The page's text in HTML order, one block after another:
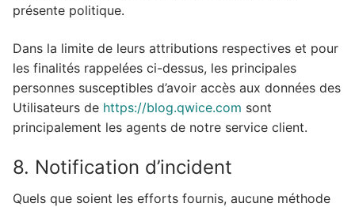
présente politique.
Dans la limite de leurs attributions respectives et pour
les finalités rappelées ci-dessus, les principales
personnes susceptibles d’avoir accès aux données des
Utilisateurs de https://blog.qwice.com sont
principalement les agents de notre service client.
8. Notification d’incident
Quels que soient les efforts fournis, aucune méthode